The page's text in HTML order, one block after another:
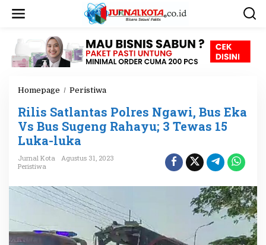
Homepage / Peristiwa
l
a
a
t
a
s
P
Rilis Satlantas Polres Ngawi, Bus Eka
Vs Bus Sugeng Rahayu; 3 Tewas 15
Luka-luka
Jurnal Kota
Agustus 31, 2023
Peristiwa